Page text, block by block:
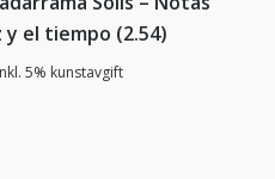
y el tiempo (2.54)
5% kunstavgift